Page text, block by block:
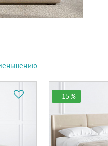
- 15%